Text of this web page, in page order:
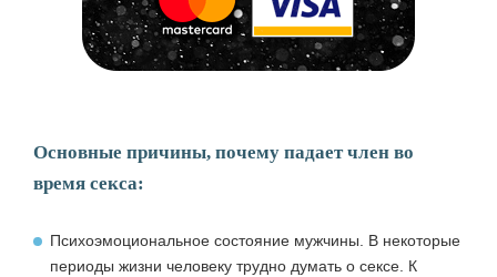
Основные причины, почему падает член во
время секса:
Психоэмоциональное состояние мужчины . В некоторые
периоды жизни человеку трудно думать о сексе. К